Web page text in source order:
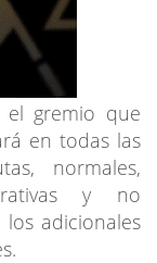
el gremio que
en todas las
normales,
y no
adicionales